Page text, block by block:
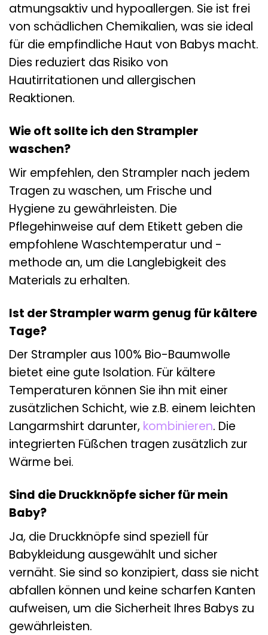
atmungsaktiv und hypoallergen. Sie ist frei
von schädlichen Chemikalien, was sie ideal
für die empfindliche Haut von Babys macht.
Dies reduziert das Risiko von
Hautirritationen und allergischen
Reaktionen.
Wie oft sollte ich den Strampler
waschen?
Wir empfehlen, den Strampler nach jedem
Tragen zu waschen, um Frische und
Hygiene zu gewährleisten. Die
Pflegehinweise auf dem Etikett geben die
empfohlene Waschtemperatur und -
methode an, um die Langlebigkeit des
Materials zu erhalten.
Ist der Strampler warm genug für kältere
Tage?
Der Strampler aus 100% Bio-Baumwolle
bietet eine gute Isolation. Für kältere
Temperaturen können Sie ihn mit einer
zusätzlichen Schicht, wie z.B. einem leichten
Langarmshirt darunter, kombinieren. Die
integrierten Füßchen tragen zusätzlich zur
Wärme bei.
Sind die Druckknöpfe sicher für mein
Baby?
Ja, die Druckknöpfe sind speziell für
Babykleidung ausgewählt und sicher
vernäht. Sie sind so konzipiert, dass sie nicht
abfallen können und keine scharfen Kanten
aufweisen, um die Sicherheit Ihres Babys zu
gewährleisten.